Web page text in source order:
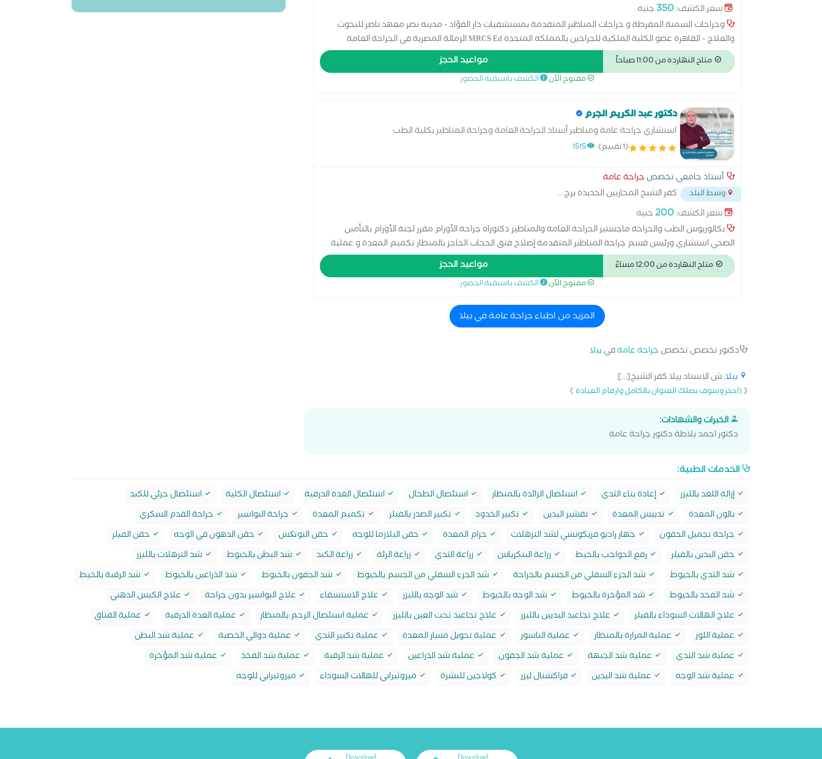
سعر الكشف:350 جنيه
وجراحات السمنة المفرطة و جراحات المناظير المتقدمة بمستشفيات دار الفؤاد - مدينه نصر معهد ناصر للبحوث
والعلاج - القاهرة عضو الكلية الملكية للجراحين بالمملكه المتحدة MRCS Ed الزمالة المصرية فى الجراحة العامة
متاح النهاردة من 11:00 صباحاً مواعيد الحجز
مفتوح الآن الكشف باسبقية الحضور
دكتور عبد الكريم الجرم
استشاري جراحة عامة ومناظير أستاذ الجراحة العامة وجراحة المناظير بكلية الطب
(1 تقييم) 1515
أستاذ جامعي تخصص جراحة عامة
وسط البلد كفر الشيخ المحاربين الجديدة برج...
سعر الكشف:200جنيه
بكالوريوس الطب والجراحة ماجستير الجراحة العامة والمناظير دكتوراه جراحة الأورام مقرر لجنة الأورام بالتأمين
الصحي استشاري ورئيس قسم جراحة المناظير المتقدمة إصلاح فتق الحجاب الحاجز بالمنظار تكميم المعدة و عملية
ساسي وتحويل مسار بالمنظار
متاح النهاردة من 12:00 مساءً مواعيد الحجز
مفتوح الآن الكشف باسبقية الحضور
المزيد من اطباء جراحة عامة في بيلا
دكتور تخصص تخصص جراحة عامةفيبيلا
بيلا: ش الاستاد بيلا كفر الشيخ[...]
((احجز وسوف يصلك العنوان بالكامل وارقام العيادة)
الخبرات والشهادات:
دكتور احمد بلاطة دكتور جراحة عامة
الخدمات الطبية:
إزالة اللغد بالليزر إعادة بناء الثدي استئصال الزائدة بالمنظار استئصال الطحال استئصال الغدة الدرقية استئصال الكلية
استئصال جزئي للكبد
بالون المعدة
تدبيس المعدة تقشير اليدين تكبير الخدود تكبير الصدر بالفيلر تكميم المعدة جراحة البواسير
جراحة القدم السكري
جراحة تجميل الجفون
جهاز راديو فريكونسي لشد الترهلات حزام المعدة حقن البلازما للوجه حقن البوتکس حقن الدهون في الوجه
حقن الفيلر
حقن اليدين بالفيلر
رفع الحواجب بالخيط زراعة البنكرياس زراعة الثدي زراعة الرئة زراعة الكبد شد البطن بالخيوط
شد الترهلات بالليزر
شد الثدي بالخيوط
شد الجزء السفلي من الجسم بالجراحة شد الجزء السفلي من الجسم بالخيوط شد الجفون بالخيوط شد الذراعين بالخيوط
شد الرقبة بالخيط
شد الفخذ بالخيوط
شد المؤخرة بالخيوط شد الوجه بالخيوط شد الوجه بالليزر علاج الاستسقاء علاج البواسير بدون جراحة
علاج الكيس الدهني
علاج الهالات السوداء بالفيلر
علاج تجاعيد اليديين بالليزر علاج تجاعيد تحت العين بالليزر عملية استئصال الرحم بالمنظار عملية الغدة الدرقية
عملية الفتاق
عملية اللوز
عملية المرارة بالمنظار عملية الناسور عملية تحويل مسار المعدة عملية تكبير الثدي عملية دوالي الخصية
عملية شد البطن
عملية شد الثدي
عملية شد الجبهة عملية شد الجفون عملية شد الذراعين عملية شد الرقبة عملية شد الفخذ
عملية شد المؤخرة
عملية شد الوجه
عملية شد اليدين فراكشنال ليزر كولاجين للبشرة ميزوثيرابي للهالات السوداء ميزوثيرابي للوجه
Download
Download